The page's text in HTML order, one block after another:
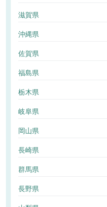
滋賀県
沖縄県
佐賀県
福島県
栃木県
岐阜県
岡山県
長崎県
群馬県
長野県